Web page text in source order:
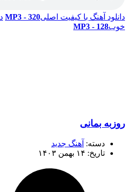
دانلود آهنگ با کیفیت اصلی320 - MP3
خوب128 - MP3
روزبه بمانی
دسته: آهنگ جدید
تاریخ: ۱۴ بهمن ۱۴۰۳